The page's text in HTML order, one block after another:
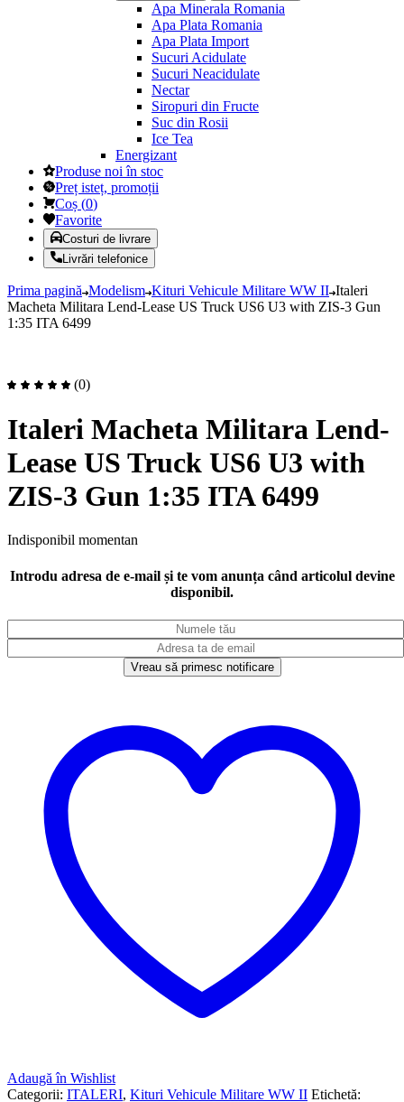
Apa Minerala Romania
Apa Plata Romania
Apa Plata Import
Sucuri Acidulate
Sucuri Neacidulate
Nectar
Siropuri din Fructe
Suc din Rosii
Ice Tea
Energizant
Produse noi în stoc
Preț isteț, promoții
Coș (0)
Favorite
Costuri de livrare
Livrări telefonice
Prima pagină Modelism Kituri Vehicule Militare WW II Italeri
Macheta Militara Lend-Lease US Truck US6 U3 with ZIS-3 Gun
1:35 ITA 6499
(0)
Italeri Macheta Militara Lend-
Lease US Truck US6 U3 with
ZIS-3 Gun 1:35 ITA 6499
Indisponibil momentan
Introdu adresa de e-mail și te vom anunța când articolul devine
disponibil.
Vreau să primesc notificare
Adaugă în Wishlist
Categorii: ITALERI, Kituri Vehicule Militare WW II Etichetă: